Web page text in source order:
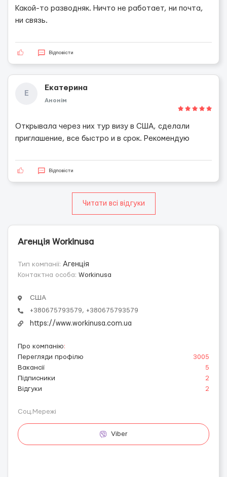
Какой-то разводняк. Ничто не работает, ни почта,
ни связь.
Відповісти
Е
Екатерина
Анонім
Открывала через них тур визу в США, сделали
приглашение, все быстро и в срок. Рекомендую
Відповісти
Читати всі відгуки
Агенція Workinusa
Тип компанії: Агенція
Контактна особа: Workinusa
США
+380675793579, +380675793579
https://www.workinusa.com.ua
Про компанію:
Перегляди профілю
3005
Вакансії
5
Підписники
2
Відгуки
2
Соц.Мережі
Viber